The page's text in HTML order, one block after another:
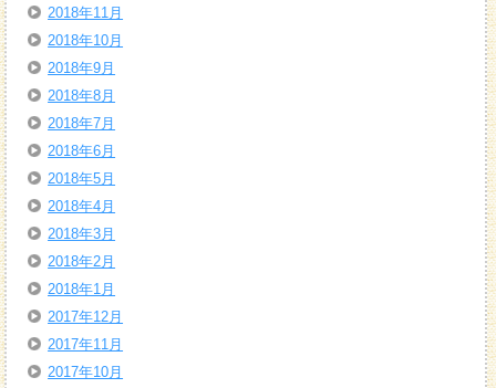
2018年11月
2018年10月
2018年9月
2018年8月
2018年7月
2018年6月
2018年5月
2018年4月
2018年3月
2018年2月
2018年1月
2017年12月
2017年11月
2017年10月